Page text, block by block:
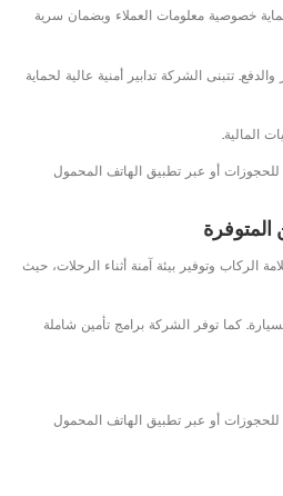
خصوصية معلومات العملاء وبضمان سرية
تتبنى الشركة تدابير أمنية عالية لحماية
المالية.
أو عبر تطبيق الهاتف المحمول
المتوفرة
الركاب وتوفير بيئة آمنة أثناء الرحلات، حيث
كما توفر الشركة برامج تأمين شاملة
أو عبر تطبيق الهاتف المحمول